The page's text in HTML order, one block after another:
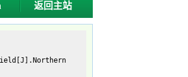
返回主站